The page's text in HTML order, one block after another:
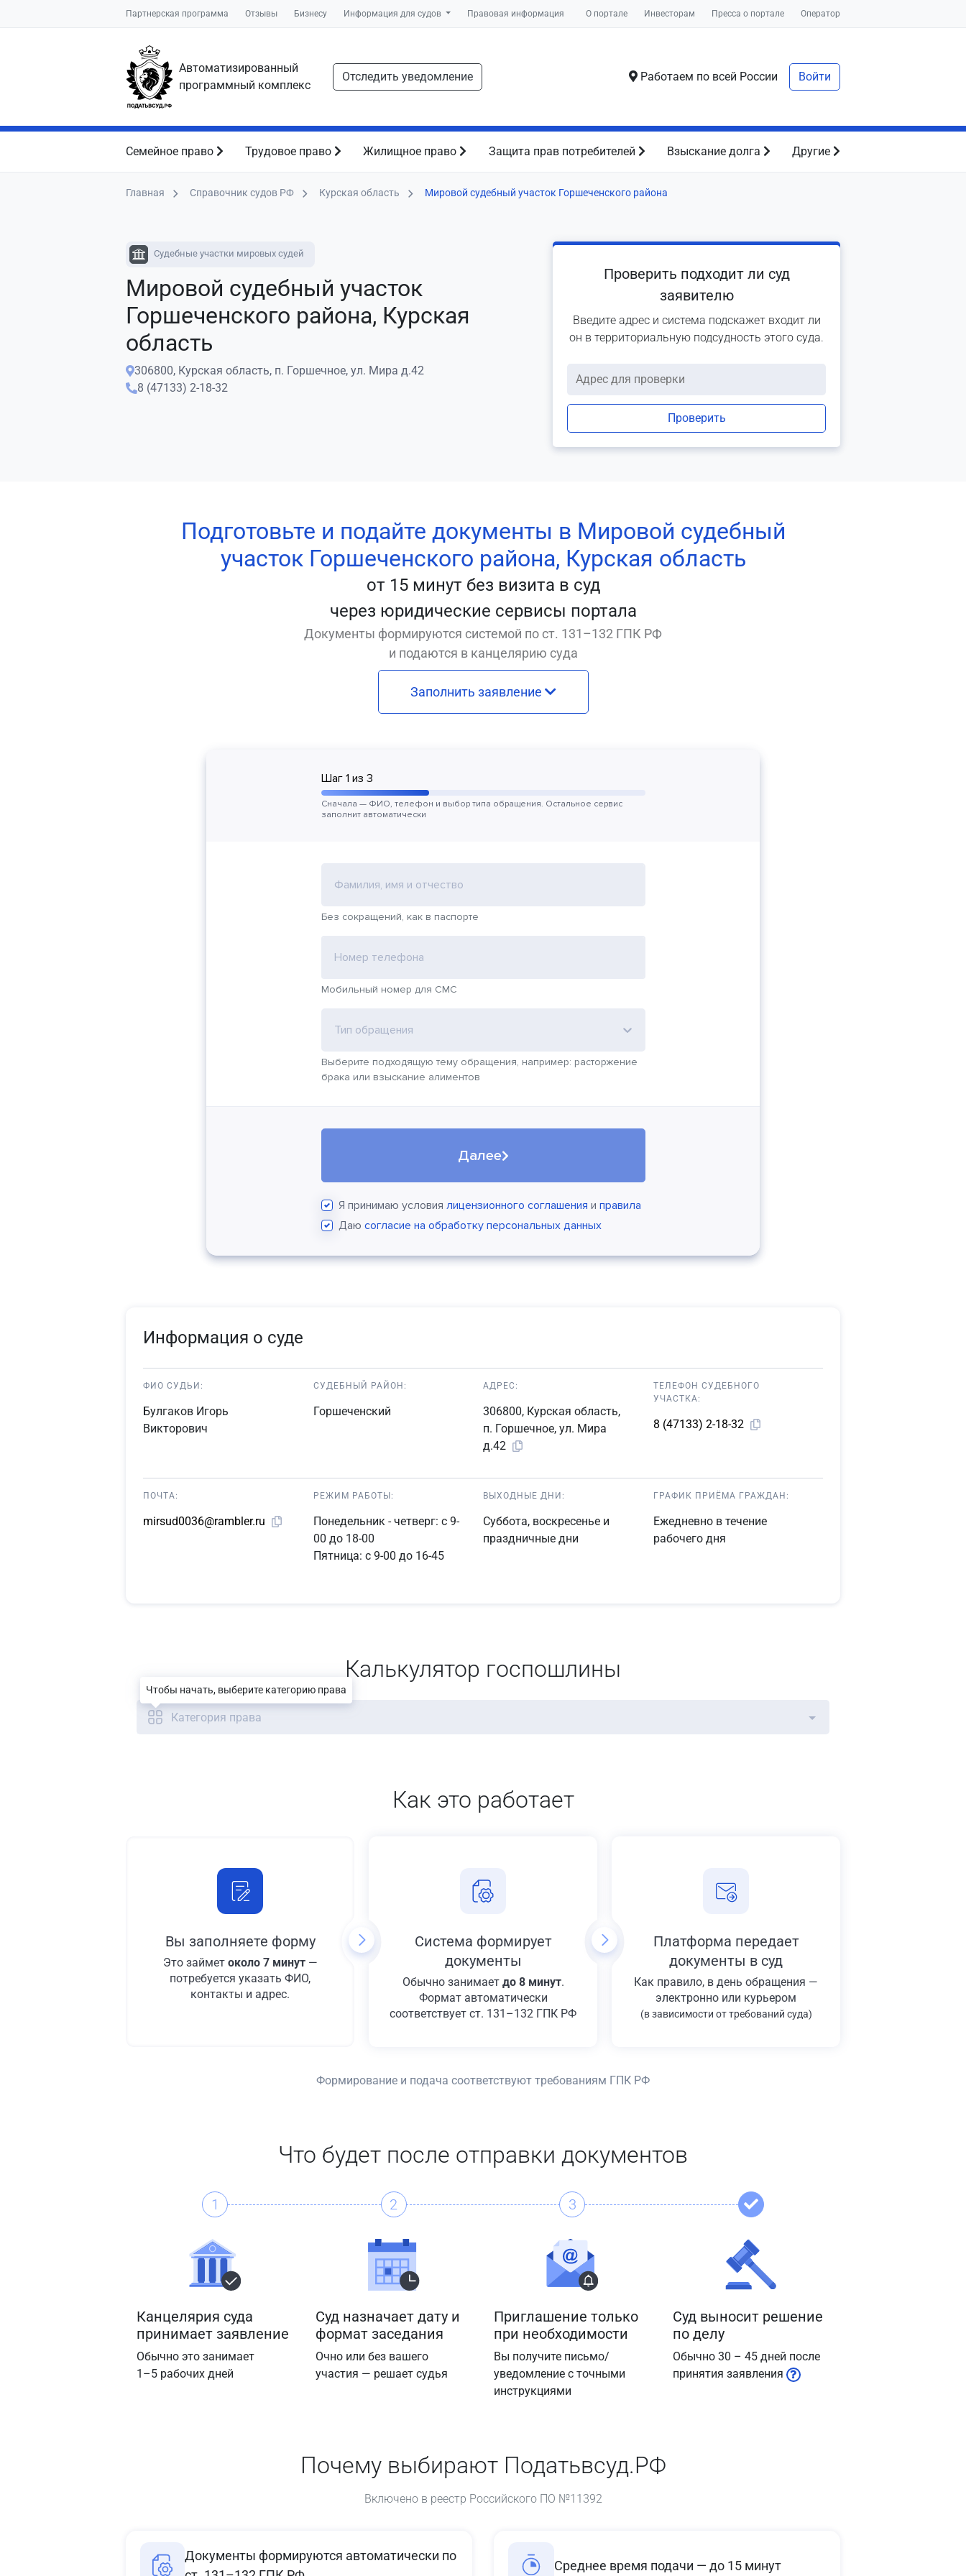
Партнерская программа Отзывы Бизнесу Информация для судов Правовая информация О портале Инвесторам Пресса о портале Оператор
Автоматизированный
программный комплекс
Отследить уведомление Работаем по всей России Войти
Семейное право Трудовое право Жилищное право Защита прав потребителей Взыскание долга Другие
Главная Справочник судов РФ Курская область Мировой судебный участок Горшеченского района
Судебные участки мировых судей
Мировой судебный участок
Горшеченского района, Курская
область
306800, Курская область, п. Горшечное, ул. Мира д.42
8 (47133) 2-18-32
Проверить подходит ли суд
заявителю
Введите адрес и система подскажет входит ли
он в территориальную подсудность этого суда.
Проверить
Подготовьте и подайте документы в Мировой судебный
участок Горшеченского района, Курская область
от 15 минут без визита в суд
через юридические сервисы портала
Документы формируются системой по ст. 131–132 ГПК РФ
и подаются в канцелярию суда
Заполнить заявление
Шаг 1 из 3
Сначала — ФИО, телефон и выбор типа обращения. Остальное сервис
заполнит автоматически
Фамилия, имя и отчество
Без сокращений, как в паспорте
Номер телефона
Мобильный номер для СМС
Тип обращения
Выберите подходящую тему обращения, например: расторжение
брака или взыскание алиментов
Далее
Я принимаю условия лицензионного соглашения и правила
Даю согласие на обработку персональных данных
Информация о суде
ФИО СУДЬИ:
Булгаков Игорь
Викторович
СУДЕБНЫЙ РАЙОН:
Горшеченский
АДРЕС:
306800, Курская область,
п. Горшечное, ул. Мира
д.42
ТЕЛЕФОН СУДЕБНОГО
УЧАСТКА:
8 (47133) 2-18-32
ПОЧТА:
mirsud0036@rambler.ru
РЕЖИМ РАБОТЫ:
Понедельник - четверг: с 9-
00 до 18-00
Пятница: с 9-00 до 16-45
ВЫХОДНЫЕ ДНИ:
Суббота, воскресенье и
праздничные дни
ГРАФИК ПРИЁМА ГРАЖДАН:
Ежедневно в течение
рабочего дня
Калькулятор госпошлины
Категория права
Как это работает
Вы заполняете форму
Это займет около 7 минут—
потребуется указать ФИО,
контакты и адрес.
Система формирует
документы
Обычно занимает до 8 минут.
Формат автоматически
соответствует ст. 131–132 ГПК РФ
Платформа передает
документы в суд
Как правило, в день обращения —
электронно или курьером
(в зависимости от требований суда)
Формирование и подача соответствуют требованиям ГПК РФ
Что будет после отправки документов
1
Канцелярия суда
принимает заявление
Обычно это занимает
1–5 рабочих дней
2
Суд назначает дату и
формат заседания
Очно или без вашего
участия — решает судья
3
Приглашение только
при необходимости
Вы получите письмо/
уведомление с точными
инструкциями
Суд выносит решение
по делу
Обычно 30 – 45 дней после
принятия заявления
Почему выбирают Податьвсуд.РФ
Включено в реестр Российского ПО №11392
Документы формируются автоматически по
Среднее время подачи — до 15 минут
Чтобы начать, выберите категорию права